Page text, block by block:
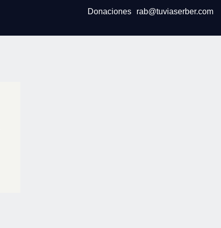
Donaciones rab@tuviaserber.com